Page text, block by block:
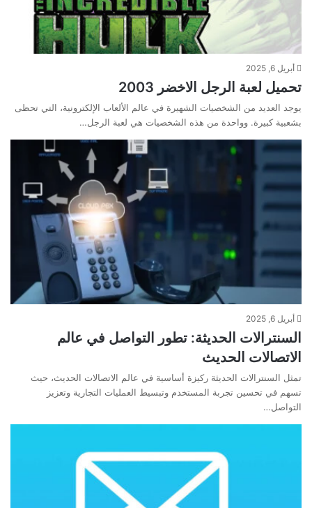
أبريل 6, 2025
تحميل لعبة الرجل الاخضر 2003
يوجد العديد من الشخصيات الشهيرة في عالم الألعاب الإلكترونية، التي تحظى
بشعبية كبيرة. وواحدة من هذه الشخصيات هي لعبة الرجل…
أبريل 6, 2025
السنترالات الحديثة: تطور التواصل في عالم
الاتصالات الحديث
تمثل السنترالات الحديثة ركيزة أساسية في عالم الاتصالات الحديث، حيث
تسهم في تحسين تجربة المستخدم وتبسيط العمليات التجارية وتعزيز
التواصل…